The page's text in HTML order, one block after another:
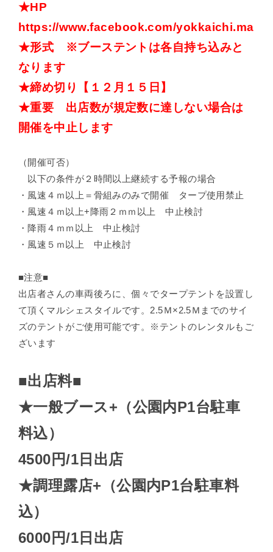
★HP
https://www.facebook.com/
★形式 ※ブーステントは各自持ち込みと
なります
★締め切り【１２月１５日】
★重要 出店数が規定数に達しない場合は
開催を中止します
（開催可否）
以下の条件が２時間以上継続する予報の場合
・風速４ｍ以上＝骨組みのみで開催 タープ使用禁止
・風速４ｍ以上+降雨２ｍｍ以上 中止検討
・降雨４ｍｍ以上 中止検討
・風速５ｍ以上 中止検討
■注意■
出店者さんの車両後ろに、個々でタープテントを設置し
て頂くマルシェスタイルです。2.5Ｍ×2.5Ｍまでのサイ
ズのテントがご使用可能です。※テントのレンタルもご
ざいます
■出店料■
★一般ブース+（公園内P1台駐車
料込）
4500円/1日出店
★調理露店+（公園内P1台駐車料
込）
6000円/1日出店